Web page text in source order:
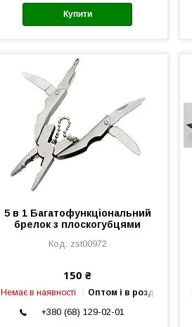
Купити
5 в 1 Багатофункціональний
брелок з плоскогубцями
zst00972
150 ₴
Немає в наявності Оптом і в роздріб
+380 (68) 129-02-01